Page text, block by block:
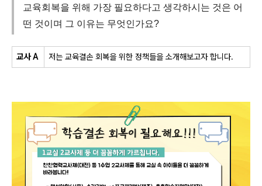
교육회복을 위해 가장 필요하다고 생각하시는 것은 어
떤 것이며 그 이유는 무엇인가요?
교사 A 저는 교육결손 회복을 위한 정책들을 소개해보고자 합니다.